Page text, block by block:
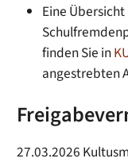
Eine
finden Sie in
angestrebten
27.03.2026